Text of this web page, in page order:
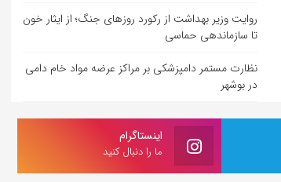
روایت وزیر بهداشت از رکورد روزهای جنگ؛ از ایثار خون
تا سازماندهی حماسی
نظارت مستمر دامپزشکی بر مراکز عرضه مواد خام دامی
در بوشهر
اینستاگرام
ما را دنبال کنید